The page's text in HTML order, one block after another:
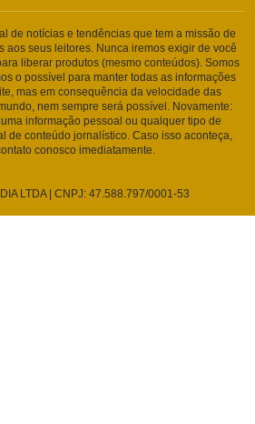
de notícias e tendências que tem a missão de
aos seus leitores. Nunca iremos exigir de você
liberar produtos (mesmo conteúdos). Somos
o possível para manter todas as informações
mas em consequência da velocidade das
nem sempre será possível. Novamente:
informação pessoal ou qualquer tipo de
de conteúdo jornalístico. Caso isso aconteça,
conosco imediatamente.
LTDA | CNPJ: 47.588.797/0001-53